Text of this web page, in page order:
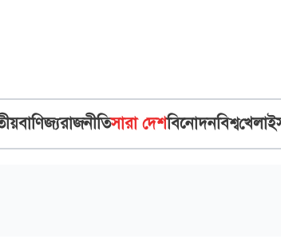
বাণিজ্যরাজনীতিসারা দেশবিনোদনবিশ্বখেলা